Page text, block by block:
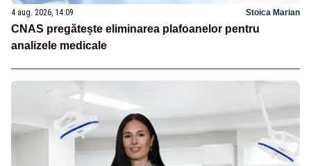
4 aug. 2026, 14:09 Stoica Marian
CNAS pregătește eliminarea plafoanelor pentru
analizele medicale